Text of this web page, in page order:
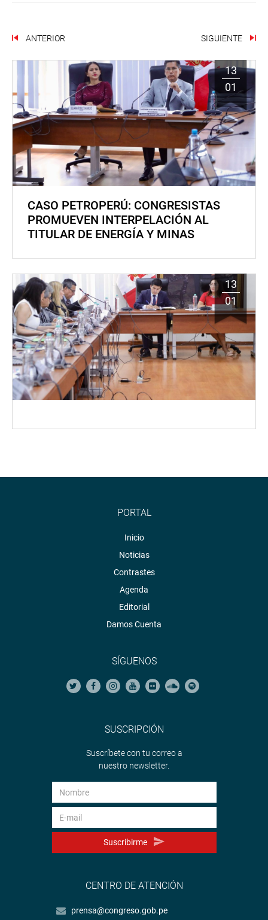
ANTERIOR SIGUIENTE
13
01
CASO PETROPERÚ: CONGRESISTAS
PROMUEVEN INTERPELACIÓN AL
TITULAR DE ENERGÍA Y MINAS
13
01
PORTAL
Inicio
Noticias
Contrastes
Agenda
Editorial
Damos Cuenta
SÍGUENOS
SUSCRIPCIÓN
Suscríbete con tu correo a
nuestro newsletter.
Suscribirme
CENTRO DE ATENCIÓN
prensa@congreso.gob.pe